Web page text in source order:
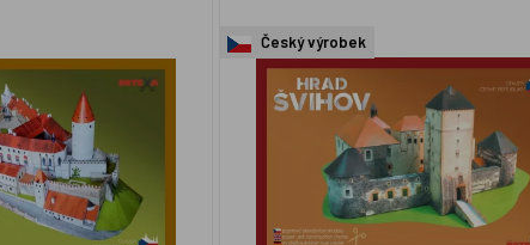
Český výrobek